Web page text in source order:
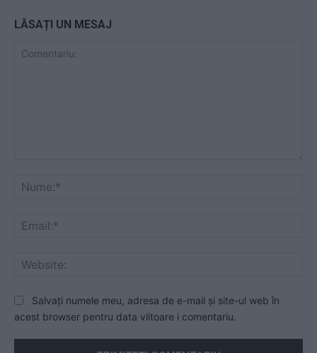
LĂSAȚI UN MESAJ
Salvați numele meu, adresa de e-mail și site-ul web în
acest browser pentru data viitoare i comentariu.